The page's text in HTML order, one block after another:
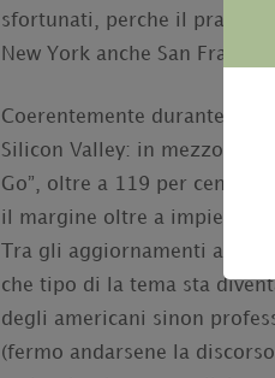
sfortunati, perche il prassi
New York anche San
Coerentemente durante la
Silicon Valley: in mezzo a
Go”, oltre a 119 per cento,
il margine oltre a impiegato
Tra gli aggiornamenti anzi
che tipo di la tema sta
degli americani sinon
(fermo andarsene la